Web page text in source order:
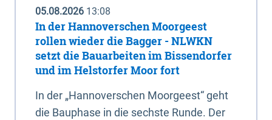
05.08.2026 13:08
In der Hannoverschen Moorgeest
rollen wieder die Bagger - NLWKN
setzt die Bauarbeiten im Bissendorfer
und im Helstorfer Moor fort
In der „Hannoverschen Moorgeest“ geht
die Bauphase in die sechste Runde. Der